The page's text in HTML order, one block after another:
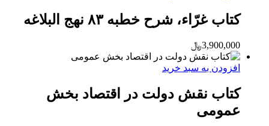
کتاب غرّاء، شرح خطبه ۸۳ نهج البلاغه
3,900,000﷼
افزودن به سبد خرید
کتاب نقش دولت در اقتصاد بخش
عمومی